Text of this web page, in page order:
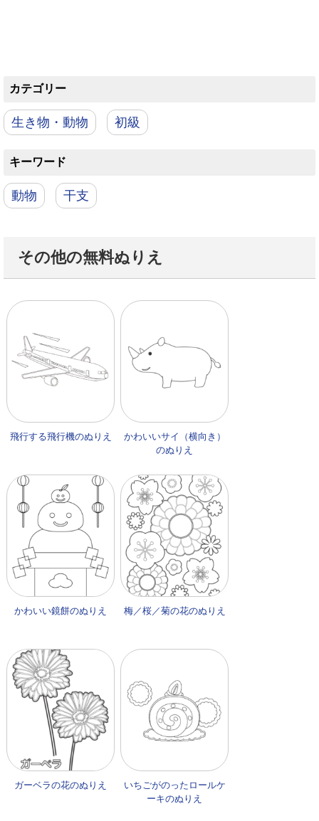
カテゴリー
生き物・動物 初級
キーワード
動物 干支
その他の無料ぬりえ
飛行する飛行機のぬりえ
かわいいサイ（横向き）
のぬりえ
かわいい鏡餅のぬりえ 梅／桜／菊の花のぬりえ
ガーベラの花のぬりえ
いちごがのったロールケ
ーキのぬりえ